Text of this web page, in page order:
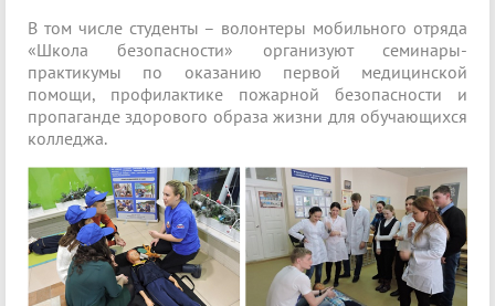
В том числе студенты – волонтеры мобильного отряда
«Школа безопасности» организуют семинары-
практикумы по оказанию первой медицинской
помощи, профилактике пожарной безопасности и
пропаганде здорового образа жизни для обучающихся
колледжа.